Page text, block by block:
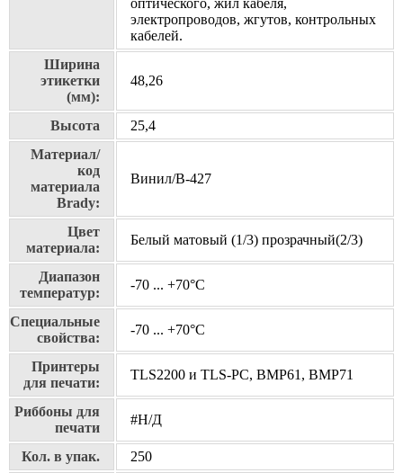
оптического, жил кабеля,
электропроводов, жгутов, контрольных
кабелей.
Ширина
этикетки
(мм):
48,26
Высота
25,4
Материал/
код
материала
Brady:
Винил/В-427
Цвет
материала:
Белый матовый (1/3) прозрачный(2/3)
Диапазон
температур:
-70 ... +70°С
Специальные
свойства:
-70 ... +70°С
Принтеры
для печати:
TLS2200 и TLS-PC, BMP61, BMP71
Риббоны для
печати
#Н/Д
Кол. в упак. 250